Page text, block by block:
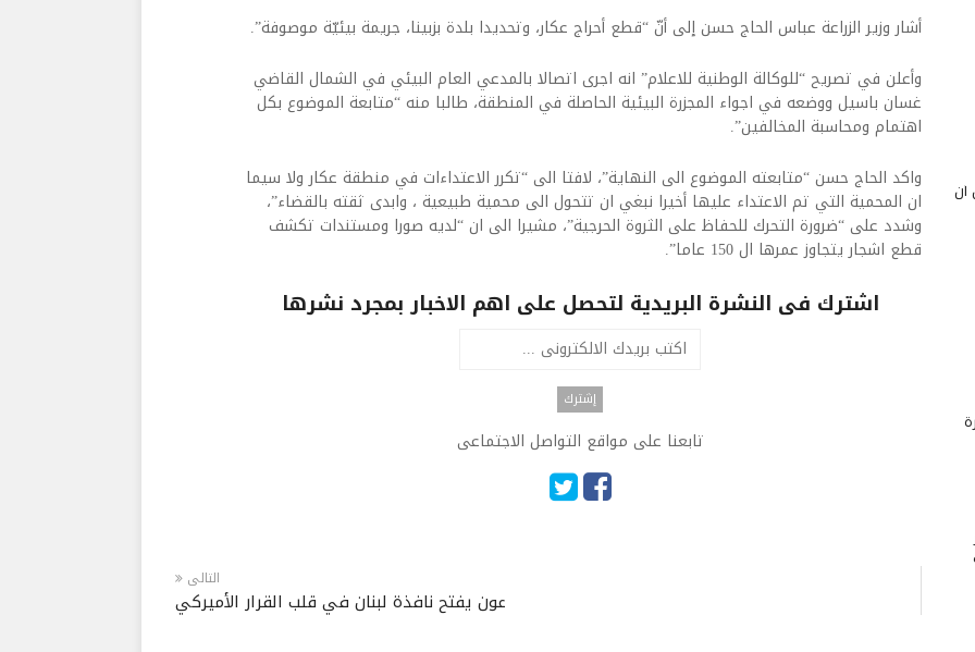
أشار وزير الزراعة عباس الحاج حسن إلى أنّ “قطع أحراج عكار، وتحديدا بلدة بزبينا، جريمة بيئيّة موصوفة”.
وأعلن في تصريح “للوكالة الوطنية للاعلام” انه اجرى اتصالا بالمدعي العام البيئي في الشمال القاضي
غسان باسيل ووضعه في اجواء المجزرة البيئية الحاصلة في المنطقة، طالبا منه “متابعة الموضوع بكل
اهتمام ومحاسبة المخالفين”.
واكد الحاج حسن “متابعته الموضوع الى النهاية”، لافتا الى “تكرر الاعتداءات في منطقة عكار ولا سيما
ان المحمية التي تم الاعتداء عليها أخيرا نبغي ان تتحول الى محمية طبيعية ، وابدى ثقته بالقضاء”،
وشدد على “ضرورة التحرك للحفاظ على الثروة الحرجية”، مشيرا الى ان “لديه صورا ومستندات تكشف
قطع اشجار يتجاوز عمرها ال 150 عاما”.
اشترك فى النشرة البريدية لتحصل على اهم الاخبار بمجرد نشرها
تابعنا على مواقع التواصل الاجتماعى
التالى
عون يفتح نافذة لبنان في قلب القرار الأميركي
أن